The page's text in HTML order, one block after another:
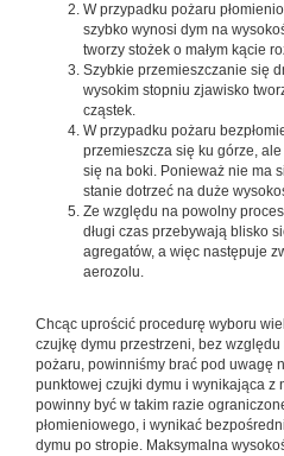
W przypadku pożaru
szybko wynosi dym na
tworzy stożek o małym kącie
Szybkie przemieszczanie się
wysokim stopniu zjawisko
cząstek.
W przypadku pożaru
przemieszcza się ku górze,
się na boki. Ponieważ nie ma
stanie dotrzeć na duże
Ze względu na powolny
długi czas przebywają blisko
agregatów, a więc następuje
aerozolu.
Chcąc uprościć procedurę wyboru
czujkę dymu przestrzeni, bez
pożaru, powinniśmy brać pod uwagę
punktowej czujki dymu i wynikająca
powinny być w takim razie
płomieniowego, i wynikać
dymu po stropie. Maksymalna